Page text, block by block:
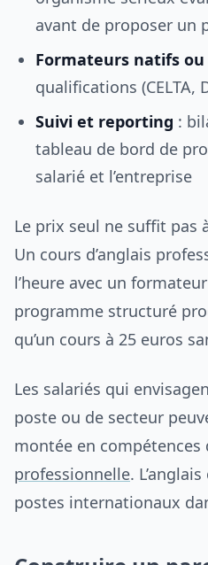
avant de proposer un
Formateurs natifs
qualifications (CELTA,
Suivi et reporting :
tableau de bord de
salarié et l’entreprise
Le prix seul ne suffit pas
Un cours d’anglais
l’heure avec un
programme structuré
qu’un cours à 25 euros
Les salariés qui
poste ou de secteur
montée en compétences
professionnelle.
postes internationaux